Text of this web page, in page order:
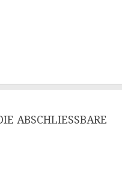
ABSCHLIESSBARE H